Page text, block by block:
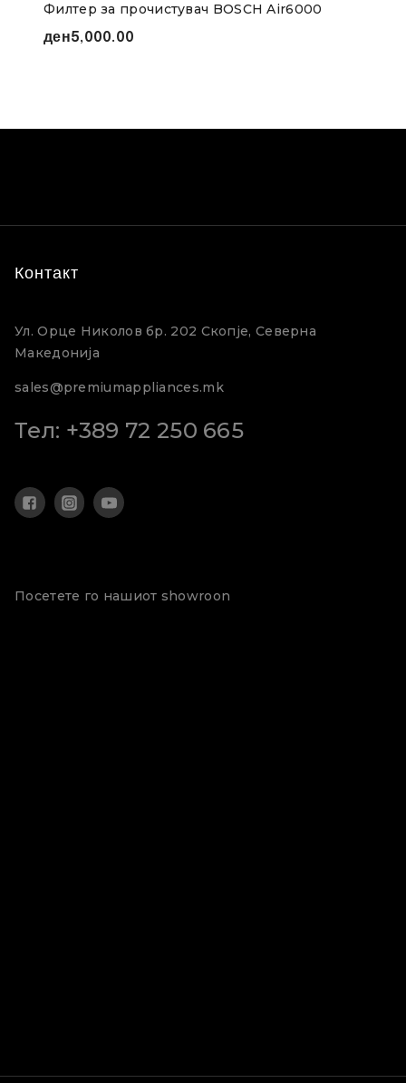
Филтер за прочистувач BOSCH Air6000
ден5,000.00
Контакт
Ул. Орце Николов бр. 202 Скопје, Северна
Македонија
sales@premiumappliances.mk
Тел: +389 72 250 665
Посетете го нашиот showroon